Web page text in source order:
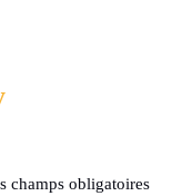
champs obligatoires